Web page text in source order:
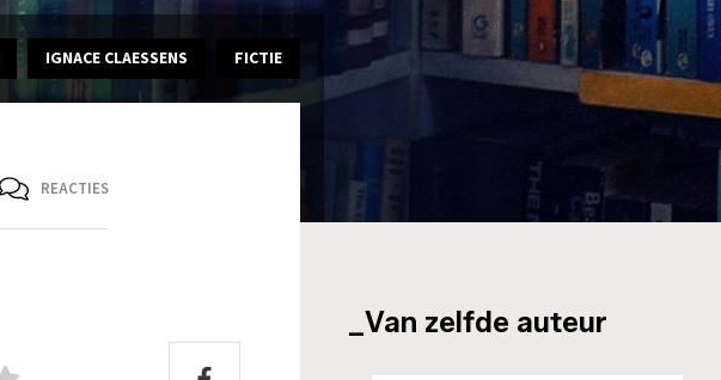
IGNACE CLAESSENS FICTIE
REACTIES
_Van zelfde auteur